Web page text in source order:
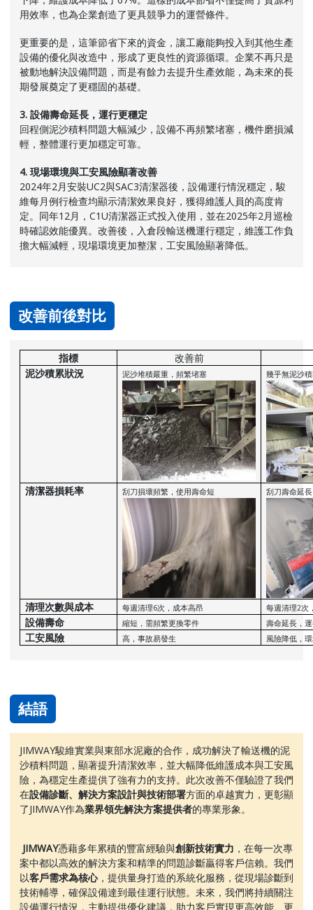
用效率，也為企業創造了更具競爭力的運營條件。
更重要的是，這筆節省下來的資金，讓工廠能夠投入到其他生產
設備的優化與改造中，形成了更良性的資源循環。企業不再只是
被動地解決設備問題，而是有餘力去提升生產效能，為未來的長
期發展奠定了更穩固的基礎。
3. 設備壽命延長，運行更穩定
回程側泥沙積料問題大幅減少，設備不再頻繁堵塞，機件磨損減
輕，整體運行更加穩定可靠。
4. 現場環境與工安風險顯著改善
2024年2月安裝UC2與SAC3清潔器後，設備運行情況穩定，駿
維每月例行檢查均顯示清潔效果良好，獲得維護人員的高度肯
定。同年12月，C1U清潔器正式投入使用，並在2025年2月巡檢
時確認效能優異。改善後，入倉段輸送機運行穩定，維護工作負
擔大幅減輕，現場環境更加整潔，工安風險顯著降低。
改善前後對比
指標
改善前
泥沙積累狀況
泥沙堆積嚴重，頻繁堵塞 幾乎無泥沙
清潔器損耗率 刮刀損壞頻繁，使用壽命短 刮刀壽命延
清理次數與成本 每週清理6次，成本高昂 每週清理2次
設備壽命 縮短，需頻繁更換零件 壽命延長，
工安風險 高，事故易發生 風險降低，
結語
JIMWAY駿維實業與東部水泥廠的合作，成功解決了輸送機的泥
沙積料問題，顯著提升清潔效率，並大幅降低維護成本與工安風
險，為穩定生產提供了強有力的支持。此次改善不僅驗證了我們
在設備診斷、解決方案設計與技術部署方面的卓越實力，更彰顯
了JIMWAY作為業界領先解決方案提供者的專業形象。
JIMWAY憑藉多年累積的豐富經驗與創新技術實力 ，在每一次專
案中都以高效的解決方案和精準的問題診斷贏得客戶信賴。我們
以客戶需求為核心，提供量身打造的系統化服務，從現場診斷到
技術輔導，確保設備達到最佳運行狀態。未來，我們將持續關注
設備運行情況，主動提供優化建議，助力客戶實現更高效能、更